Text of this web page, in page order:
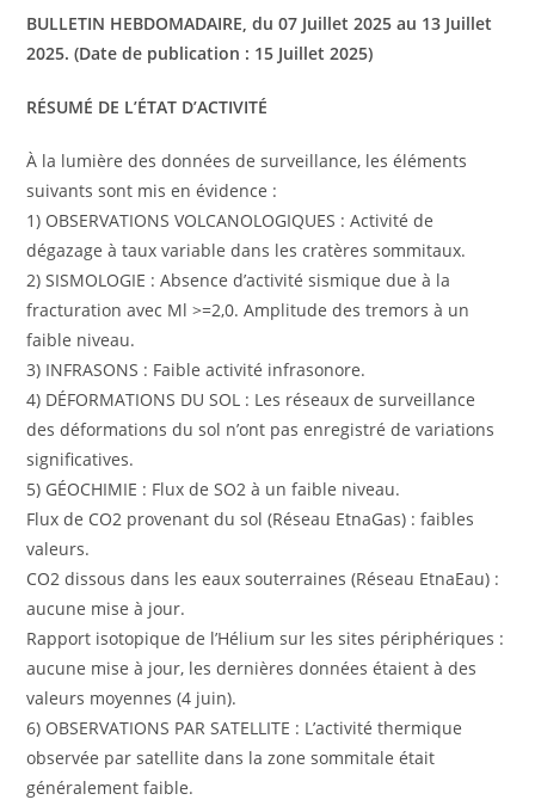
BULLETIN HEBDOMADAIRE, du 07 Juillet 2025 au 13 Juillet
2025. (Date de publication : 15 Juillet 2025)
RÉSUMÉ DE L’ÉTAT D’ACTIVITÉ
À la lumière des données de surveillance, les éléments
suivants sont mis en évidence :
1) OBSERVATIONS VOLCANOLOGIQUES : Activité de
dégazage à taux variable dans les cratères sommitaux.
2) SISMOLOGIE : Absence d’activité sismique due à la
fracturation avec Ml >=2,0. Amplitude des tremors à un
faible niveau.
3) INFRASONS : Faible activité infrasonore.
4) DÉFORMATIONS DU SOL : Les réseaux de surveillance
des déformations du sol n’ont pas enregistré de variations
significatives.
5) GÉOCHIMIE : Flux de SO2 à un faible niveau.
Flux de CO2 provenant du sol (Réseau EtnaGas) : faibles
valeurs.
CO2 dissous dans les eaux souterraines (Réseau EtnaEau) :
aucune mise à jour.
Rapport isotopique de l’Hélium sur les sites périphériques :
aucune mise à jour, les dernières données étaient à des
valeurs moyennes (4 juin).
6) OBSERVATIONS PAR SATELLITE : L’activité thermique
observée par satellite dans la zone sommitale était
généralement faible.